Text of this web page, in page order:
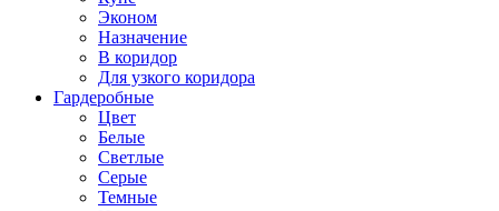
Эконом
Назначение
В коридор
Для узкого коридора
Гардеробные
Цвет
Белые
Светлые
Серые
Темные